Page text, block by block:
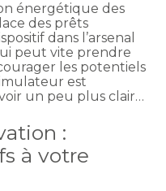
énergétique des
des prêts
dans l’arsenal
peut vite prendre
les potentiels
est
un peu plus clair…
:
à votre